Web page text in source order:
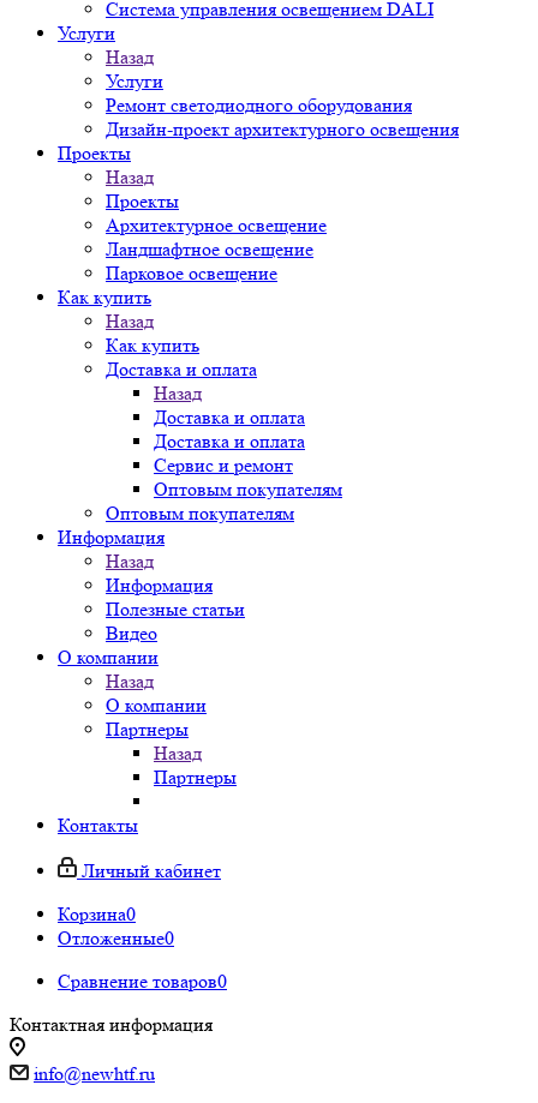
Система управления освещением DALI
Услуги
Назад
Услуги
Ремонт светодиодного оборудования
Дизайн-проект архитектурного освещения
Проекты
Назад
Проекты
Архитектурное освещение
Ландшафтное освещение
Парковое освещение
Как купить
Назад
Как купить
Доставка и оплата
Назад
Доставка и оплата
Доставка и оплата
Сервис и ремонт
Оптовым покупателям
Оптовым покупателям
Информация
Назад
Информация
Полезные статьи
Видео
О компании
Назад
О компании
Партнеры
Назад
Партнеры
Контакты
Личный кабинет
Корзина0
Отложенные0
Сравнение товаров0
Контактная информация
info@newhtf.ru